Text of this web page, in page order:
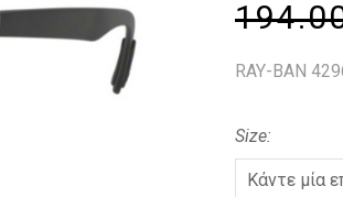
RAY-BAN
Size